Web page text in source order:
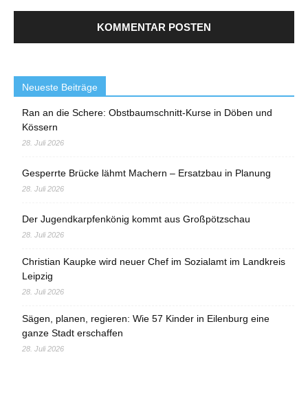
Neueste Beiträge
Ran an die Schere: Obstbaumschnitt-Kurse in Döben und
Kössern
28. Juli 2026
Gesperrte Brücke lähmt Machern – Ersatzbau in Planung
28. Juli 2026
Der Jugendkarpfenkönig kommt aus Großpötzschau
28. Juli 2026
Christian Kaupke wird neuer Chef im Sozialamt im Landkreis
Leipzig
28. Juli 2026
Sägen, planen, regieren: Wie 57 Kinder in Eilenburg eine
ganze Stadt erschaffen
28. Juli 2026